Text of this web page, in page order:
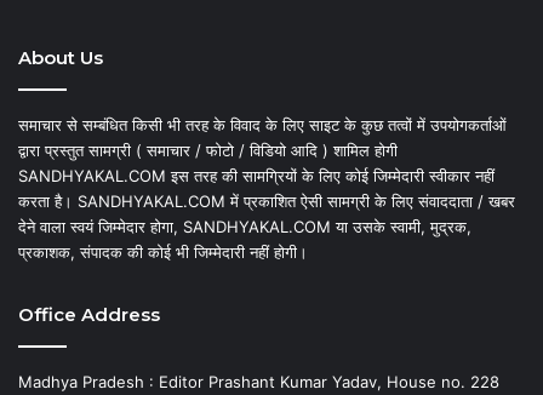
About Us
समाचार से सम्बंधित किसी भी तरह के विवाद के लिए साइट के कुछ तत्वों में उपयोगकर्ताओं
द्वारा प्रस्तुत सामग्री ( समाचार / फोटो / विडियो आदि ) शामिल होगी
SANDHYAKAL.COM इस तरह की सामग्रियों के लिए कोई जिम्मेदारी स्वीकार नहीं
करता है। SANDHYAKAL.COM में प्रकाशित ऐसी सामग्री के लिए संवाददाता / खबर
देने वाला स्वयं जिम्मेदार होगा, SANDHYAKAL.COM या उसके स्वामी, मुद्रक,
प्रकाशक, संपादक की कोई भी जिम्मेदारी नहीं होगी।
Office Address
Madhya Pradesh : Editor Prashant Kumar Yadav, House no. 228